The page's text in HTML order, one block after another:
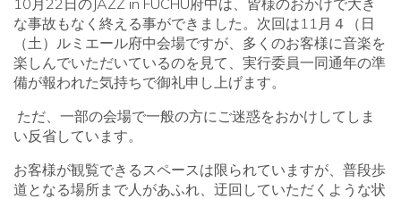
10 月22日のJAZZ in FUCHU府中は、皆様のおかけで大き
な事故もなく終える事ができました。次回は11 月４（日
（土）ルミエール府中会場ですが、多くのお客様に音楽を
楽しんでいただいているのを見て、実行委員一同通年の準
備が報われた気持ちで御礼申し上げます。
ただ、一部の会場で一般の方にご迷惑をおかけしてしま
い反省しています。
お客様が観覧できるスペースは限られていますが、普段歩
道となる場所まで人があふれ、迂回していただくような状